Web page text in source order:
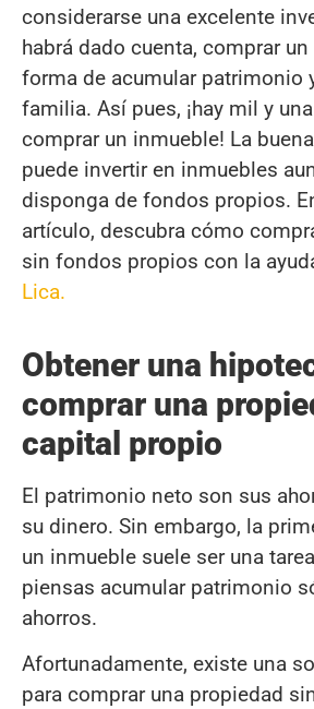
considerarse una excelente
habrá dado cuenta, comprar
forma de acumular patrimonio
familia. Así pues, ¡hay mil y
comprar un inmueble! La
puede invertir en inmuebles
disponga de fondos propios.
artículo, descubra cómo
sin fondos propios con la
Lica.
Obtener una
comprar una
capital propio
El patrimonio neto son sus
su dinero. Sin embargo, la
un inmueble suele ser una
piensas acumular patrimonio
ahorros.
Afortunadamente, existe una
para comprar una propiedad